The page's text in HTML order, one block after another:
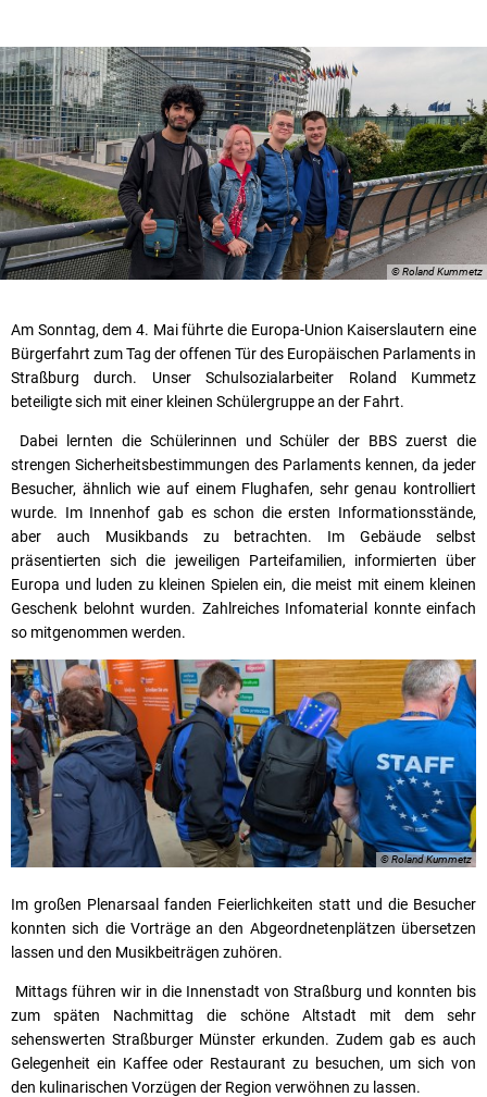
Landkreisfilm
Beteiligungen
© Roland Kummetz
Am Sonntag, dem 4. Mai führte die Europa-Union Kaiserslautern eine
Bürgerfahrt zum Tag der offenen Tür des Europäischen Parlaments in
Straßburg durch. Unser Schulsozialarbeiter Roland Kummetz
beteiligte sich mit einer kleinen Schülergruppe an der Fahrt.
Dabei lernten die Schülerinnen und Schüler der BBS zuerst die
strengen Sicherheitsbestimmungen des Parlaments kennen, da jeder
Besucher, ähnlich wie auf einem Flughafen, sehr genau kontrolliert
wurde. Im Innenhof gab es schon die ersten Informationsstände,
aber auch Musikbands zu betrachten. Im Gebäude selbst
präsentierten sich die jeweiligen Parteifamilien, informierten über
Europa und luden zu kleinen Spielen ein, die meist mit einem kleinen
Geschenk belohnt wurden. Zahlreiches Infomaterial konnte einfach
so mitgenommen werden.
© Roland Kummetz
Im großen Plenarsaal fanden Feierlichkeiten statt und die Besucher
konnten sich die Vorträge an den Abgeordnetenplätzen übersetzen
lassen und den Musikbeiträgen zuhören.
Mittags führen wir in die Innenstadt von Straßburg und konnten bis
zum späten Nachmittag die schöne Altstadt mit dem sehr
sehenswerten Straßburger Münster erkunden. Zudem gab es auch
Gelegenheit ein Kaffee oder Restaurant zu besuchen, um sich von
den kulinarischen Vorzügen der Region verwöhnen zu lassen.